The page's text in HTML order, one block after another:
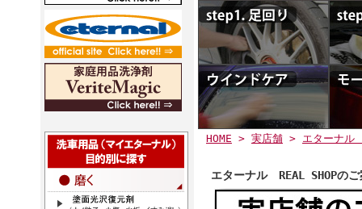
HOME > 実店舗 > エターナル
エターナル REAL SHOPのご